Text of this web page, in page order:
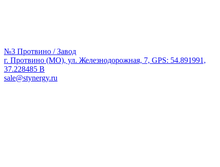
№3 Протвино / Завод
г. Протвино (МО), ул. Железнодорожная, 7, GPS: 54.891991,
37.228485 В
sale@stynergy.ru